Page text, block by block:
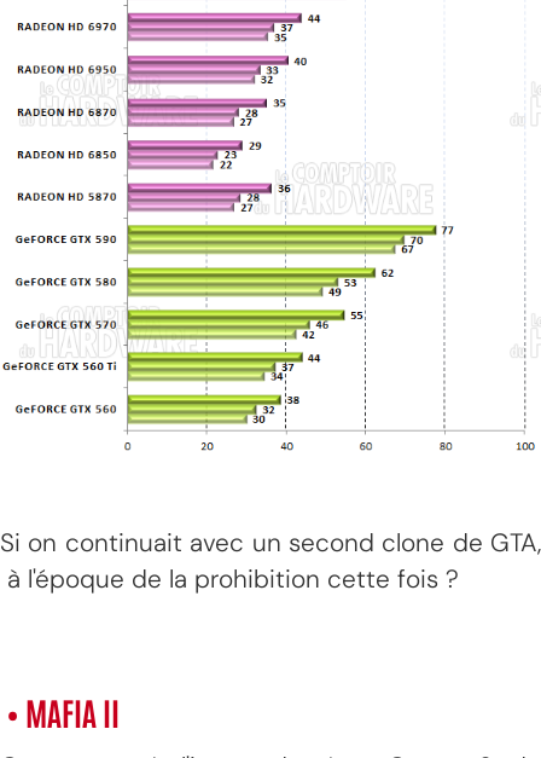
Si on continuait avec un second clone de GTA,
à l'époque de la prohibition cette fois ?
• MAFIA II